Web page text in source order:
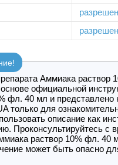
Аммиака раствор
официальной
фл. 40 мл и представлено
только для
описание как
Проконсультируйтесь с
раствор 10% фл. 40
может быть опасно